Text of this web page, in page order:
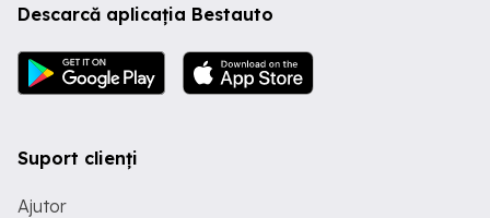
Family Euro 6 2 chei Tuv Distribuție
conform foto
Descarcă aplicația Bestauto
Suport clienți
Ajutor